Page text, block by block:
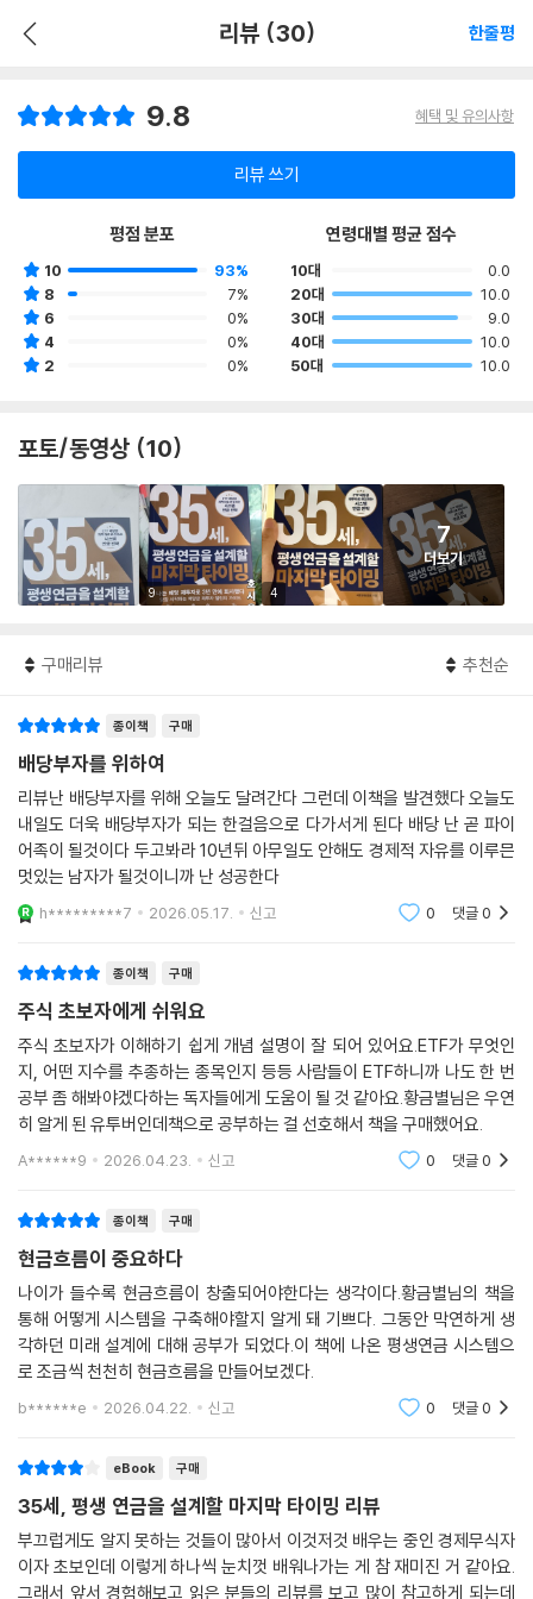
리뷰 (30) 한줄평
9.8 혜택 및 유의사항
리뷰 쓰기
평점 분포
10
93%
8
7%
6
0%
4
0%
2
0%
연령대별 평균 점수
10대
0.0
20대
10.0
30대
9.0
40대
10.0
50대
10.0
포토/동영상 (10)
9 4
7
더보기
구매리뷰 추천순
종이책 구매
배당부자를 위하여
리뷰난 배당부자를 위해 오늘도 달려간다 그런데 이책을 발견했다 오늘도
내일도 더욱 배당부자가 되는 한걸음으로 다가서게 된다 배당 난 곧 파이
어족이 될것이다 두고봐라 10년뒤 아무일도 안해도 경제적 자유를 이루믄
멋있는 남자가 될것이니까 난 성공한다
h*********7 2026.05.17. 신고 0 댓글0
종이책 구매
주식 초보자에게 쉬워요
주식 초보자가 이해하기 쉽게 개념 설명이 잘 되어 있어요.ETF가 무엇인
지, 어떤 지수를 추종하는 종목인지 등등 사람들이 ETF하니까 나도 한 번
공부 좀 해봐야겠다하는 독자들에게 도움이 될 것 같아요.황금별님은 우연
히 알게 된 유투버인데책으로 공부하는 걸 선호해서 책을 구매했어요.
A******9 2026.04.23. 신고 0 댓글0
종이책 구매
현금흐름이 중요하다
나이가 들수록 현금흐름이 창출되어야한다는 생각이다.황금별님의 책을
통해 어떻게 시스템을 구축해야할지 알게 돼 기쁘다. 그동안 막연하게 생
각하던 미래 설계에 대해 공부가 되었다.이 책에 나온 평생연금 시스템으
로 조금씩 천천히 현금흐름을 만들어보겠다.
b******e 2026.04.22. 신고 0 댓글0
eBook 구매
35세, 평생 연금을 설계할 마지막 타이밍 리뷰
부끄럽게도 알지 못하는 것들이 많아서 이것저것 배우는 중인 경제무식자
이자 초보인데 이렇게 하나씩 눈치껏 배워나가는 게 참 재미진 거 같아요.
그래서 앞서 경험해보고 읽은 분들의 리뷰를 보고 많이 참고하게 되는데